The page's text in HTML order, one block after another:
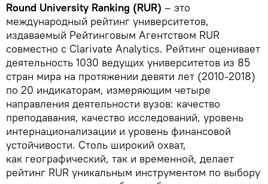
Round University Ranking (RUR) – это
международный рейтинг университетов,
издаваемый Рейтинговым Агентством RUR
совместно с Clarivate Analytics. Рейтинг оценивает
деятельность 1030 ведущих университетов из 85
стран мира на протяжении девяти лет (2010-2018)
по 20 индикаторам, измеряющим четыре
направления деятельности вузов: качество
преподавания, качество исследований, уровень
интернационализации и уровень финансовой
устойчивости. Столь широкий охват,
как географический, так и временной, делает
рейтинг RUR уникальным инструментом по выбору